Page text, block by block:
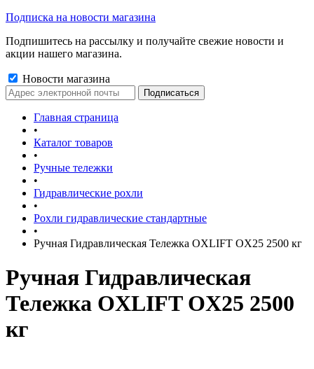
Подписка на новости магазина
Подпишитесь на рассылку и получайте свежие новости и
акции нашего магазина.
Новости магазина
Главная страница
•
Каталог товаров
•
Ручные тележки
•
Гидравлические рохли
•
Рохли гидравлические стандартные
•
Ручная Гидравлическая Тележка OXLIFT OX25 2500 кг
Ручная Гидравлическая
Тележка OXLIFT OX25 2500
кг